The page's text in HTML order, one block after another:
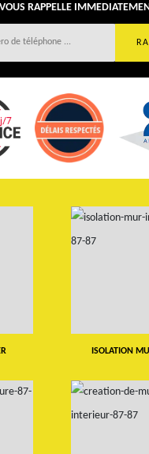
RAPPELLE
ISOLATION